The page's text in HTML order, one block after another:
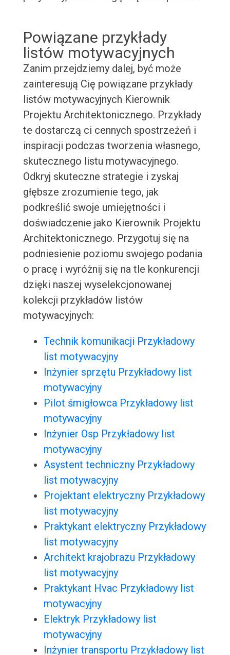
Powiązane przykłady
listów motywacyjnych
Zanim przejdziemy dalej, być może
zainteresują Cię powiązane przykłady
listów motywacyjnych Kierownik
Projektu Architektonicznego. Przykłady
te dostarczą ci cennych spostrzeżeń i
inspiracji podczas tworzenia własnego,
skutecznego listu motywacyjnego.
Odkryj skuteczne strategie i zyskaj
głębsze zrozumienie tego, jak
podkreślić swoje umiejętności i
doświadczenie jako Kierownik Projektu
Architektonicznego. Przygotuj się na
podniesienie poziomu swojego podania
o pracę i wyróżnij się na tle konkurencji
dzięki naszej wyselekcjonowanej
kolekcji przykładów listów
motywacyjnych:
Technik komunikacji Przykładowy
list motywacyjny
Inżynier sprzętu Przykładowy list
motywacyjny
Pilot śmigłowca Przykładowy list
motywacyjny
Inżynier Osp Przykładowy list
motywacyjny
Asystent techniczny Przykładowy
list motywacyjny
Projektant elektryczny Przykładowy
list motywacyjny
Praktykant elektryczny Przykładowy
list motywacyjny
Architekt krajobrazu Przykładowy
list motywacyjny
Praktykant Hvac Przykładowy list
motywacyjny
Elektryk Przykładowy list
motywacyjny
Inżynier transportu Przykładowy list